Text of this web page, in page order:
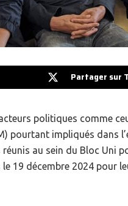
Partager sur
politiques comme
pourtant impliqués dans
au sein du Bloc Uni
19 décembre 2024 pour